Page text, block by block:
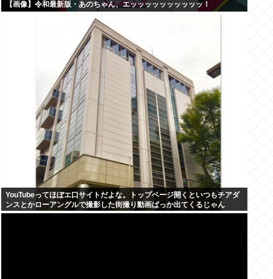
【画像】令和最新版・あのちゃん、エッッッッッッッッッッ！
YouTubeってほぼエ口サイトだよな。トップページ開くといつもチアダ
ンスとかローアングルで撮影した街撮り動画ばっか出てくるじゃん